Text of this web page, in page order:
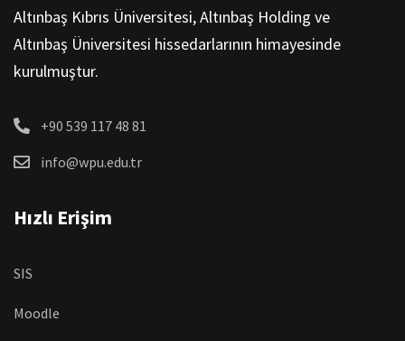
Altınbaş Kıbrıs Üniversitesi, Altınbaş Holding ve
Altınbaş Üniversitesi hissedarlarının himayesinde
kurulmuştur.
+90 539 117 48 81
info@wpu.edu.tr
Hızlı Erişim
SIS
Moodle